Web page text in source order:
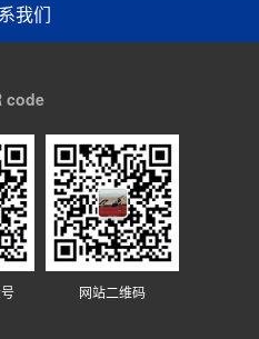
我们
code
网站二维码